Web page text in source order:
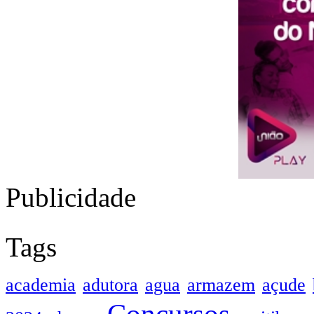
Publicidade
Tags
academia adutora agua armazem açude